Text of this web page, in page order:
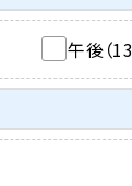
午後（